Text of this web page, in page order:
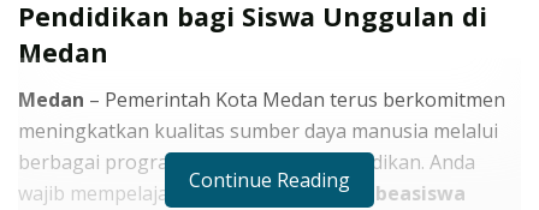
Pendidikan bagi Siswa Unggulan di
Medan
Medan – Pemerintah Kota Medan terus berkomitmen
meningkatkan kualitas sumber daya manusia melalui
berbagai program bantuan dana pendidikan. Anda
wajib mempelajari
cara mendapatkan beasiswa
Continue Reading